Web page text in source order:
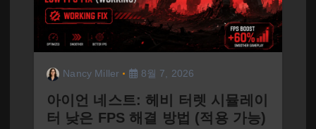
Nancy Miller 8월 7, 2026
아이언 네스트: 헤비 터렛 시뮬레이
터 낮은 FPS 해결 방법 (적용 가능)